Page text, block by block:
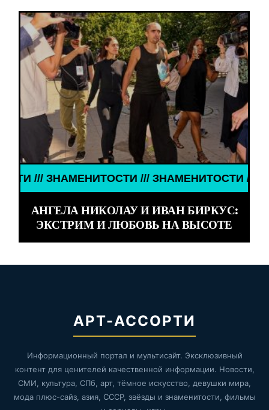
ЗНАМЕНИТОСТИ /// ЗНАМЕНИТОСТИ ///
АНГЕЛА НИКОЛАУ И ИВАН БИРКУС:
ЭКСТРИМ И ЛЮБОВЬ НА ВЫСОТЕ
АРТ-АССОРТИ
Информационный портал и мультисайт. Эксклюзивный
контент для ценителей качественной информации. Новости,
СМИ, культура, СПб, арт, тёмное искусство, девушки мира,
мода плюс-сайз, азия, СССР, звёзды и знаменитости, фильмы